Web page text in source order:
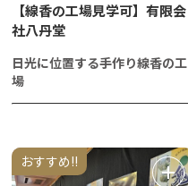
【線香の工場見学可】有限会
社八丹堂
日光に位置する手作り線香の工
場
おすすめ!!